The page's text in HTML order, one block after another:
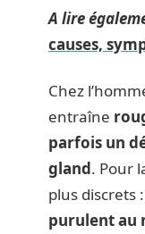
A lire
causes,
Chez
entraîne
parfois un
gland. Pour
plus discrets :
purulent au